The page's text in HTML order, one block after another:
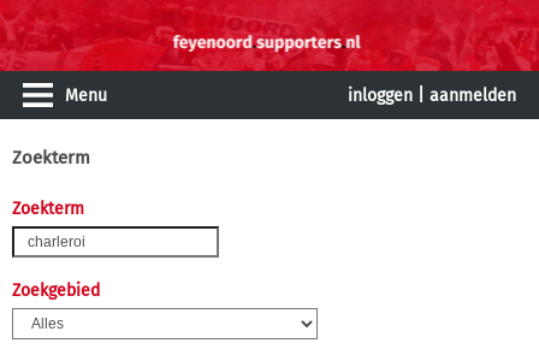
Menu inloggen aanmelden
Zoekterm
Zoekterm
Zoekgebied